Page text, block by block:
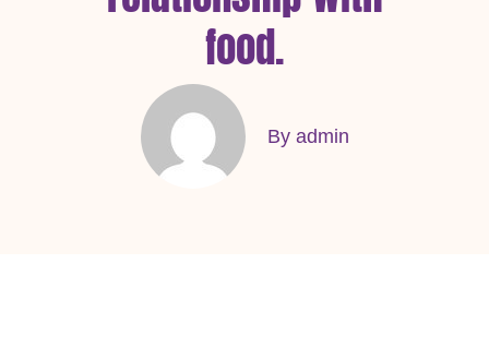
food.
By admin